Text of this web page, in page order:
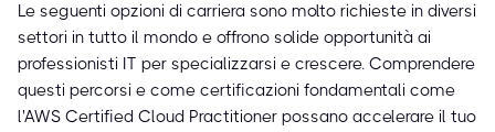
Le seguenti opzioni di carriera sono molto richieste in diversi
settori in tutto il mondo e offrono solide opportunità ai
professionisti IT per specializzarsi e crescere. Comprendere
questi percorsi e come certificazioni fondamentali come
l'AWS Certified Cloud Practitioner possano accelerare il tuo